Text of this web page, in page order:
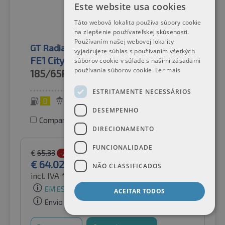
GT Radial Pneus de verão
FE1 City
185/65R1486H
D
Comparar pneus
€ 65.33 -2%
€ 64.02
incl. IVA * por Auto-Raifen GmbH
EM ESTOQUE
Envio gratuito
Este website usa cookies
Táto webová lokalita používa súbory cookie
na zlepšenie používateľskej skúsenosti.
Používaním našej webovej lokality
vyjadrujete súhlas s používaním všetkých
súborov cookie v súlade s našimi zásadami
používania súborov cookie. Ler mais
ESTRITAMENTE NECESSÁRIOS
DESEMPENHO
DIRECIONAMENTO
FUNCIONALIDADE
NÃO CLASSIFICADOS
ACEITAR TODOS